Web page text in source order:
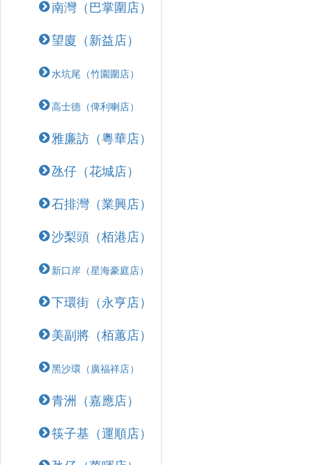
南灣（巴掌圍店）
望廈（新益店）
水坑尾（竹園圍店）
高士德（俾利喇店）
雅廉訪（粵華店）
氹仔（花城店）
石排灣（業興店）
沙梨頭（栢港店）
新口岸（星海豪庭店）
下環街（永亨店）
美副將（栢蕙店）
黑沙環（廣福祥店）
青洲（嘉應店）
筷子基（運順店）